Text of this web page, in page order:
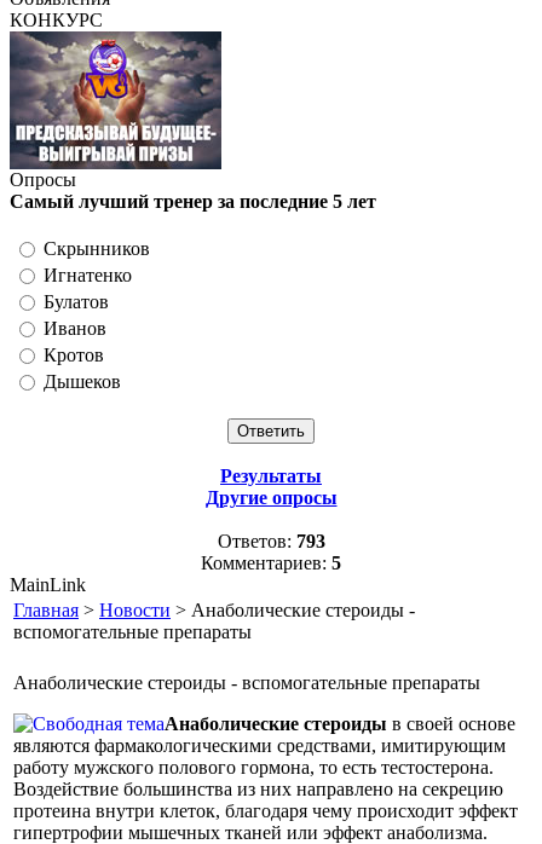
КОНКУРС
Опросы
Самый лучший тренер за последние 5 лет
Скрынников
Игнатенко
Булатов
Иванов
Кротов
Дышеков
Результаты
Другие опросы
Ответов: 793
Комментариев: 5
MainLink
Главная > Новости > Анаболические стероиды -
вспомогательные препараты
Анаболические стероиды - вспомогательные препараты
Анаболические стероиды в своей основе
являются фармакологическими средствами, имитирующим
работу мужского полового гормона, то есть тестостерона.
Воздействие большинства из них направлено на секрецию
протеина внутри клеток, благодаря чему происходит эффект
гипертрофии мышечных тканей или эффект анаболизма.